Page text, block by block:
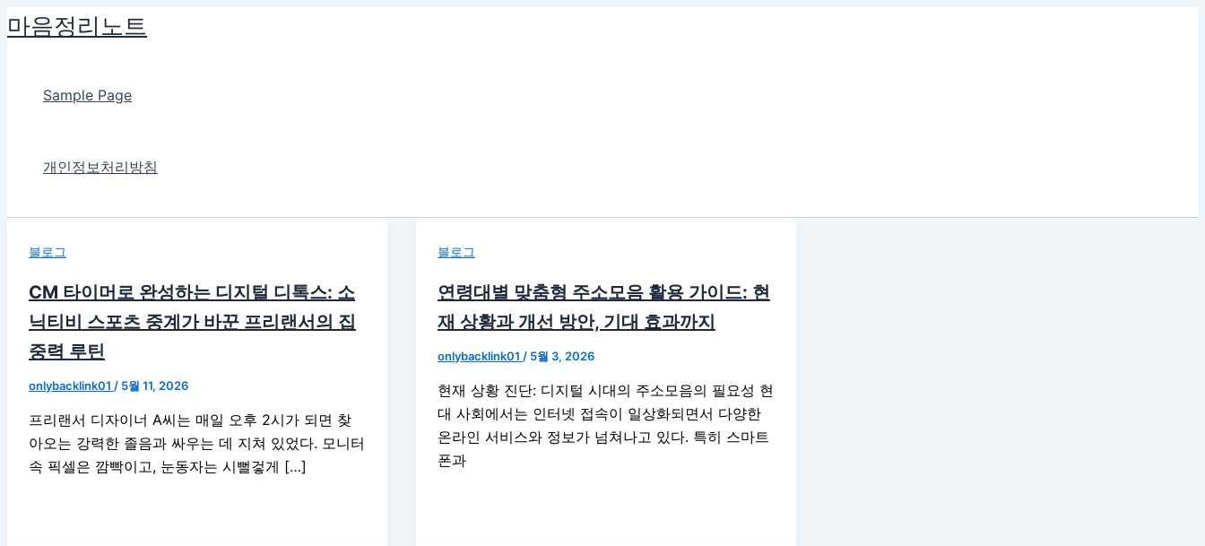
콘
텐
마음정리노트
Sample Page
개인정보처리방침
블로그
CM 타이머로 완성하는 디지털 디톡스: 소
닉티비 스포츠 중계가 바꾼 프리랜서의 집
중력 루틴
onlybacklink01 / 5월 11, 2026
프리랜서 디자이너 A씨는 매일 오후 2시가 되면 찾
아오는 강력한 졸음과 싸우는 데 지쳐 있었다. 모니터
속 픽셀은 깜빡이고, 눈동자는 시뻘겋게 […]
블로그
연령대별 맞춤형 주소모음 활용 가이드: 현
재 상황과 개선 방안, 기대 효과까지
onlybacklink01 / 5월 3, 2026
현재 상황 진단: 디지털 시대의 주소모음의 필요성 현
대 사회에서는 인터넷 접속이 일상화되면서 다양한
온라인 서비스와 정보가 넘쳐나고 있다. 특히 스마트
폰과